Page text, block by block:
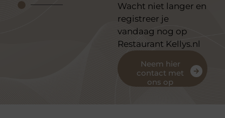
Wacht niet langer en
registreer je
vandaag nog op
Restaurant Kellys.nl
Neem hier
contact met
ons op